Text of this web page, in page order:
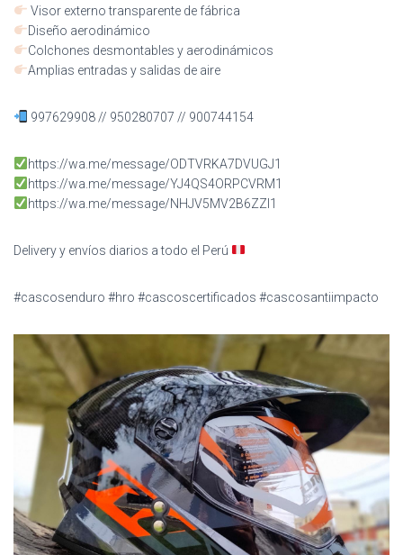
Visor externo transparente de fábrica
Diseño aerodinámico
Colchones desmontables y aerodinámicos
Amplias entradas y salidas de aire
997629908 // 950280707 // 900744154
https://wa.me/message/ODTVRKA7DVUGJ1
https://wa.me/message/YJ4QS4ORPCVRM1
https://wa.me/message/NHJV5MV2B6ZZI1
Delivery y envíos diarios a todo el Perú
#cascosenduro #hro #cascoscertificados #cascosantiimpacto